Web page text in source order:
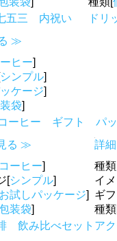
五三 内祝い
ドリ
≫
ヒー]
シンプル]
ケージ]
袋]
コーヒー ギフト パ
る ≫
ーヒー]
[シンプル]
試しパッケージ]
装袋]
飲み比べセット
詳
種
イ
ギ
種
ア